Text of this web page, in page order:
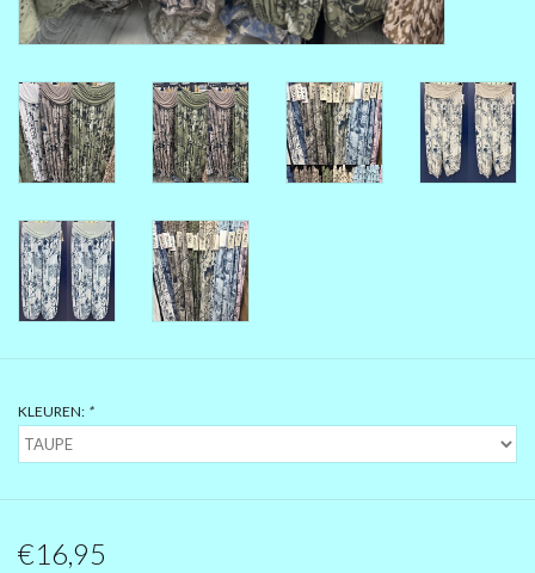
HUISPAKKEN
FEESTCOLLECTIE
GLAMOUR GLITTER BLING
BLING
PRÉ .....BLACK FRIDAY 2025
10 EURO SHOP 10 EURO SHOP
KLEUREN: *
€16,95